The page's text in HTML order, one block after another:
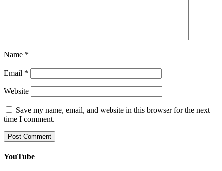
Name *
Email *
Website
Save my name, email, and website in this browser for the next
time I comment.
YouTube